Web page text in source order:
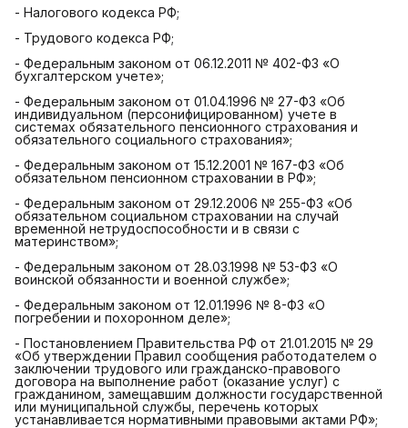
- Налогового кодекса РФ;
- Трудового кодекса РФ;
- Федеральным законом от 06.12.2011 № 402-ФЗ «О
бухгалтерском учете»;
- Федеральным законом от 01.04.1996 № 27-ФЗ «Об
индивидуальном (персонифицированном) учете в
системах обязательного пенсионного страхования и
обязательного социального страхования»;
- Федеральным законом от 15.12.2001 № 167-ФЗ «Об
обязательном пенсионном страховании в РФ»;
- Федеральным законом от 29.12.2006 № 255-ФЗ «Об
обязательном социальном страховании на случай
временной нетрудоспособности и в связи с
материнством»;
- Федеральным законом от 28.03.1998 № 53-ФЗ «О
воинской обязанности и военной службе»;
- Федеральным законом от 12.01.1996 № 8-ФЗ «О
погребении и похоронном деле»;
- Постановлением Правительства РФ от 21.01.2015 № 29
«Об утверждении Правил сообщения работодателем о
заключении трудового или гражданско-правового
договора на выполнение работ (оказание услуг) с
гражданином, замещавшим должности государственной
или муниципальной службы, перечень которых
устанавливается нормативными правовыми актами РФ»;